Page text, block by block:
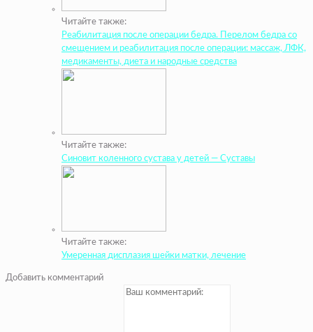
Читайте также:
Реабилитация после операции бедра. Перелом бедра со
смещением и реабилитация после операции: массаж, ЛФК,
медикаменты, диета и народные средства
Читайте также:
Синовит коленного сустава у детей — Суставы
Читайте также:
Умеренная дисплазия шейки матки, лечение
Добавить комментарий